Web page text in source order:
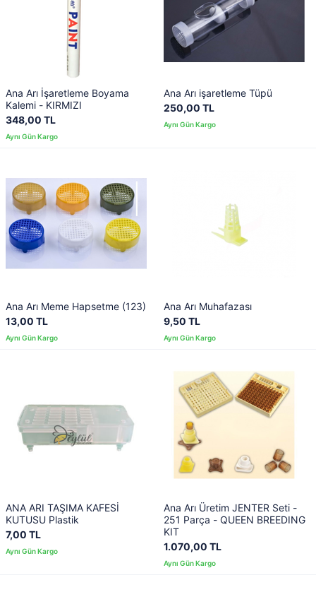
Ana Arı İşaretleme Boyama
Kalemi - KIRMIZI
348,00 TL
Ana Arı işaretleme Tüpü
250,00 TL
Ana Arı Meme Hapsetme (123)
13,00 TL
Ana Arı Muhafazası
9,50 TL
ANA ARI TAŞIMA KAFESİ
KUTUSU Plastik
7,00 TL
Ana Arı Üretim JENTER Seti -
251 Parça - QUEEN BREEDING
KIT
1.070,00 TL